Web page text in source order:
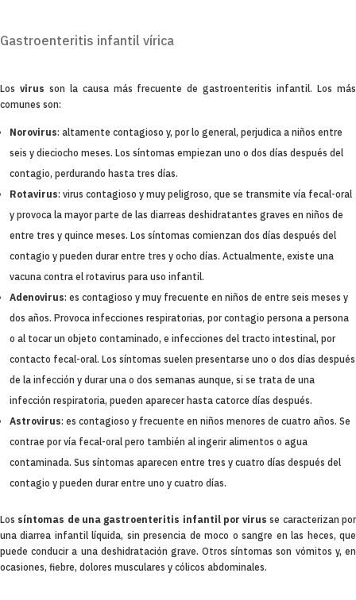
Gastroenteritis infantil vírica
Los virus son la causa más frecuente de gastroenteritis infantil. Los más
comunes son:
Norovirus: altamente contagioso y, por lo general, perjudica a niños entre
seis y dieciocho meses. Los síntomas empiezan uno o dos días después del
contagio, perdurando hasta tres días.
Rotavirus: virus contagioso y muy peligroso, que se transmite vía fecal-oral
y provoca la mayor parte de las diarreas deshidratantes graves en niños de
entre tres y quince meses. Los síntomas comienzan dos días después del
contagio y pueden durar entre tres y ocho días. Actualmente, existe una
vacuna contra el rotavirus para uso infantil.
Adenovirus: es contagioso y muy frecuente en niños de entre seis meses y
dos años. Provoca infecciones respiratorias, por contagio persona a persona
o al tocar un objeto contaminado, e infecciones del tracto intestinal, por
contacto fecal-oral. Los síntomas suelen presentarse uno o dos días después
de la infección y durar una o dos semanas aunque, si se trata de una
infección respiratoria, pueden aparecer hasta catorce días después.
Astrovirus: es contagioso y frecuente en niños menores de cuatro años. Se
contrae por vía fecal-oral pero también al ingerir alimentos o agua
contaminada. Sus síntomas aparecen entre tres y cuatro días después del
contagio y pueden durar entre uno y cuatro días.
Los síntomas de una gastroenteritis infantil por virus se caracterizan por
una diarrea infantil líquida, sin presencia de moco o sangre en las heces, que
puede conducir a una deshidratación grave. Otros síntomas son vómitos y, en
ocasiones, fiebre, dolores musculares y cólicos abdominales.